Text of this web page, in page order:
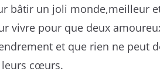
bâtir un joli monde,meilleur
vivre pour que deux
et que rien ne peut
cœurs.